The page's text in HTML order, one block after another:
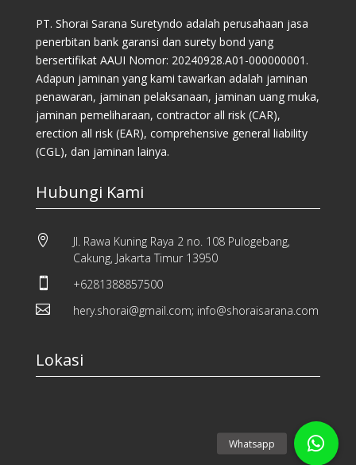
PT. Shorai Sarana Suretyndo adalah perusahaan jasa
penerbitan bank garansi dan surety bond yang
bersertifikat AAUI Nomor: 20240928.A01-000000001.
Adapun jaminan yang kami tawarkan adalah jaminan
penawaran, jaminan pelaksanaan, jaminan uang muka,
jaminan pemeliharaan, contractor all risk (CAR),
erection all risk (EAR), comprehensive general liability
(CGL), dan jaminan lainya.
Hubungi Kami

Jl. Rawa Kuning Raya 2 no. 108 Pulogebang,
Cakung, Jakarta Timur 13950
 +6281388857500
 hery.shorai@gmail.com; info@shoraisarana.com
Lokasi